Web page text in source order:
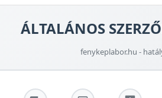
ÁLTALÁNOS
fenykeplabor.hu -